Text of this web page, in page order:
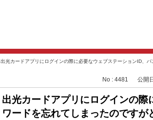
出光カードアプリにログインの際に必要なウェブステーションID、パ
No : 4481 公開
出光カードアプリにログインの
ワードを忘れてしまったのですが